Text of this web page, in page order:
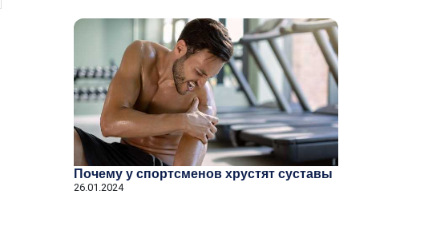
Почему у спортсменов хрустят суставы
26.01.2024